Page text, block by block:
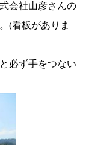
山彦さんの
(看板がありま
手をつない